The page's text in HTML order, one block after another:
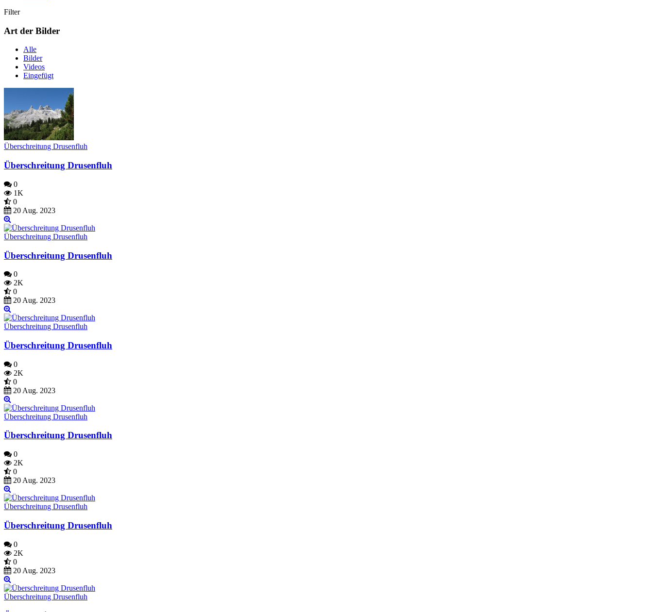
Filter
Art der Bilder
Alle
Bilder
Videos
Eingefügt
Überschreitung Drusenfluh
Überschreitung Drusenfluh
0
1K
0
20 Aug. 2023
Überschreitung Drusenfluh
Überschreitung Drusenfluh
0
2K
0
20 Aug. 2023
Überschreitung Drusenfluh
Überschreitung Drusenfluh
0
2K
0
20 Aug. 2023
Überschreitung Drusenfluh
Überschreitung Drusenfluh
0
2K
0
20 Aug. 2023
Überschreitung Drusenfluh
Überschreitung Drusenfluh
0
2K
0
20 Aug. 2023
Überschreitung Drusenfluh